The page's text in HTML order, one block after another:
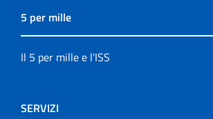
5 per mille
Il 5 per mille e l'ISS
SERVIZI